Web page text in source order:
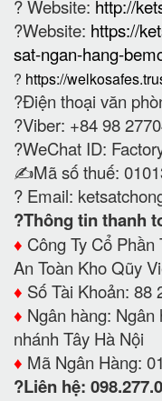
? Website: http://
?Website: https://
sat-ngan-hang-
? https://
?Điện thoại văn
?Viber: +84 98
?WeChat ID:
✍️Mã số thuế:
? Email:
?Thông tin thanh
♦️ Công Ty Cổ
An Toàn Kho Qũy
♦️ Số Tài Khoản: 88
♦️ Ngân hàng:
nhánh Tây Hà Nội
♦️ Mã Ngân Hàng:
?Liên hệ: